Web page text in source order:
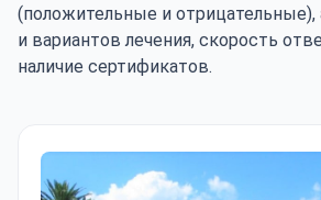
(положительные и отрицательные),
и вариантов лечения, скорость
наличие сертификатов.